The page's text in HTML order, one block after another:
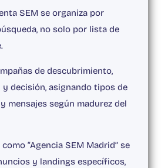
SEM se organiza por
no solo por lista de
de descubrimiento,
decisión, asignando tipos de
mensajes según madurez del
“Agencia SEM Madrid” se
y landings específicos,